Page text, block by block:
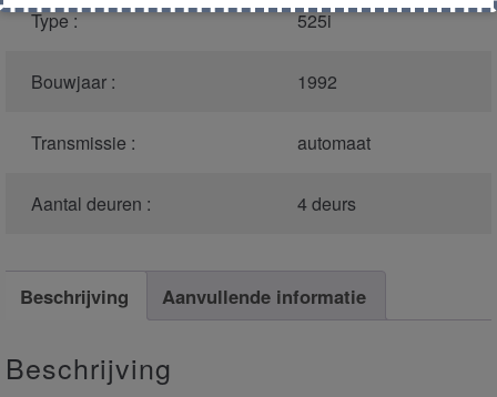
Type : 525i
Bouwjaar : 1992
Transmissie : automaat
Aantal deuren : 4 deurs
Beschrijving Aanvullende informatie
Beschrijving